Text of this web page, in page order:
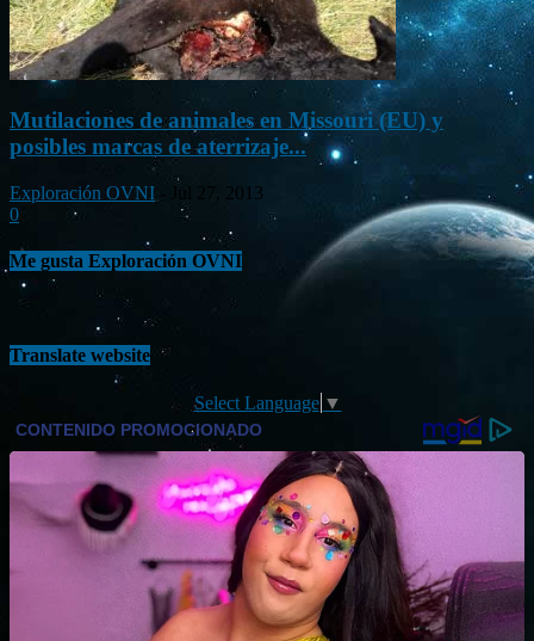
Mutilaciones de animales en Missouri (EU) y
posibles marcas de aterrizaje...
Exploración OVNI
Jul 27, 2013
0
Me gusta Exploración OVNI
Translate website
Select Language ▼